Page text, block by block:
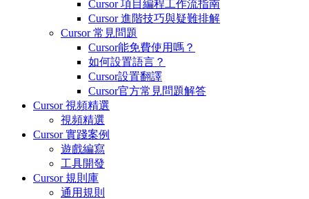
Cursor 項目編程工作流指南
Cursor 進階技巧與疑難排解
Cursor 常見問題
Cursor能免費使用嗎？
如何設置語言？
Cursor設置翻譯
Cursor官方常見問題解答
Cursor 視頻精選
視頻精選
Cursor 實踐案例
遊戲編寫
工具開發
Cursor 規則庫
通用規則